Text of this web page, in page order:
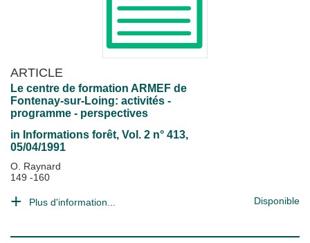
ARTICLE
Le centre de formation ARMEF de
Fontenay-sur-Loing: activités -
programme - perspectives
in Informations forêt, Vol. 2 n° 413,
05/04/1991
O. Raynard
149 -160
Plus d'information... Disponible